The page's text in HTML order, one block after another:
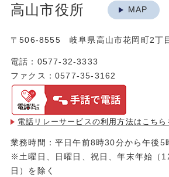
高山市役所 MAP
〒506-8555 岐阜県高山市花岡町2
電話：0577-32-3333
ファクス：0577-35-3162
電話リレーサービスの利用方法は こち
業務時間：平日午前8時30分から午後5
※土曜日、日曜日、祝日、年末年始（
日）を除く